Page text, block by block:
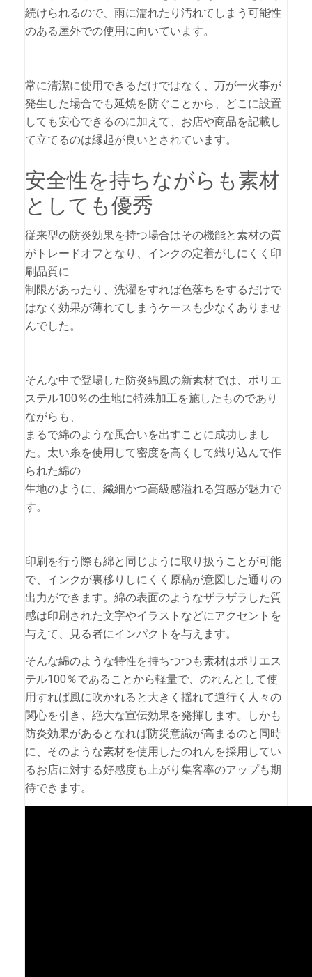
続けられるので、雨に濡れたり汚れてしまう可能性
のある屋外での使用に向いています。
常に清潔に使用できるだけではなく、万が一火事が
発生した場合でも延焼を防ぐことから、どこに設置
しても安心できるのに加えて、お店や商品を記載し
て立てるのは縁起が良いとされています。
安全性を持ちながらも素材
としても優秀
従来型の防炎効果を持つ場合はその機能と素材の質
がトレードオフとなり、インクの定着がしにくく印
刷品質に
制限があったり、洗濯をすれば色落ちをするだけで
はなく効果が薄れてしまうケースも少なくありませ
んでした。
そんな中で登場した防炎綿風の新素材では、ポリエ
ステル100％の生地に特殊加工を施したものであり
ながらも、
まるで綿のような風合いを出すことに成功しまし
た。太い糸を使用して密度を高くして織り込んで作
られた綿の
生地のように、繊細かつ高級感溢れる質感が魅力で
す。
印刷を行う際も綿と同じように取り扱うことが可能
で、インクが裏移りしにくく原稿が意図した通りの
出力ができます。綿の表面のようなザラザラした質
感は印刷された文字やイラストなどにアクセントを
与えて、見る者にインパクトを与えます。
そんな綿のような特性を持ちつつも素材はポリエス
テル100％であることから軽量で、のれんとして使
用すれば風に吹かれると大きく揺れて道行く人々の
関心を引き、絶大な宣伝効果を発揮します。しかも
防炎効果があるとなれば防災意識が高まるのと同時
に、そのような素材を使用したのれんを採用してい
るお店に対する好感度も上がり集客率のアップも期
待できます。